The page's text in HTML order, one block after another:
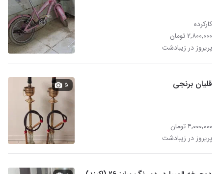
کارکرده
۲,۸۰۰,۰۰۰ تومان
پریروز در زیبادشت
قلیان برنجی
۴,۰۰۰,۰۰۰ تومان
پریروز در زیبادشت
۵